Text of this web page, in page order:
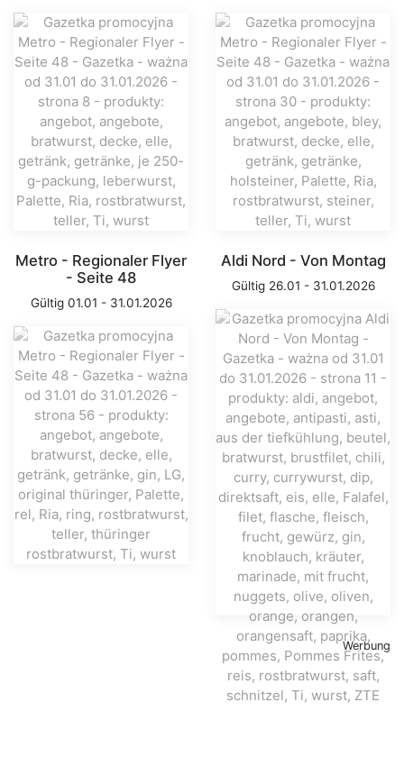
Metro - Regionaler Flyer
- Seite 48
Gültig 01.01 - 31.01.2026
Aldi Nord - Von Montag
Gültig 26.01 - 31.01.2026
Werbung